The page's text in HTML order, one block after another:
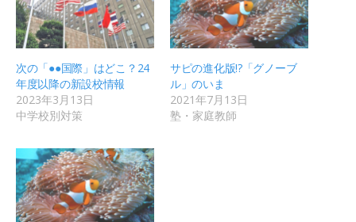
次の「●●国際」はどこ？24
年度以降の新設校情報
2023年3月13日
中学校別対策
サピの進化版!?「グノーブ
ル」のいま
2021年7月13日
塾・家庭教師